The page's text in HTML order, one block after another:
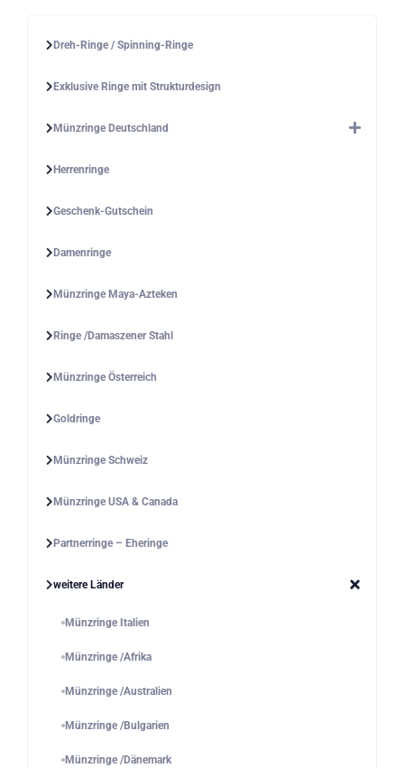
Dreh-Ringe / Spinning-Ringe
Exklusive Ringe mit Strukturdesign
Münzringe Deutschland
Herrenringe
Geschenk-Gutschein
Damenringe
Münzringe Maya-Azteken
Ringe /Damaszener Stahl
Münzringe Österreich
Goldringe
Münzringe Schweiz
Münzringe USA & Canada
Partnerringe – Eheringe
weitere Länder
Münzringe Italien
Münzringe /Afrika
Münzringe /Australien
Münzringe /Bulgarien
Münzringe /Dänemark